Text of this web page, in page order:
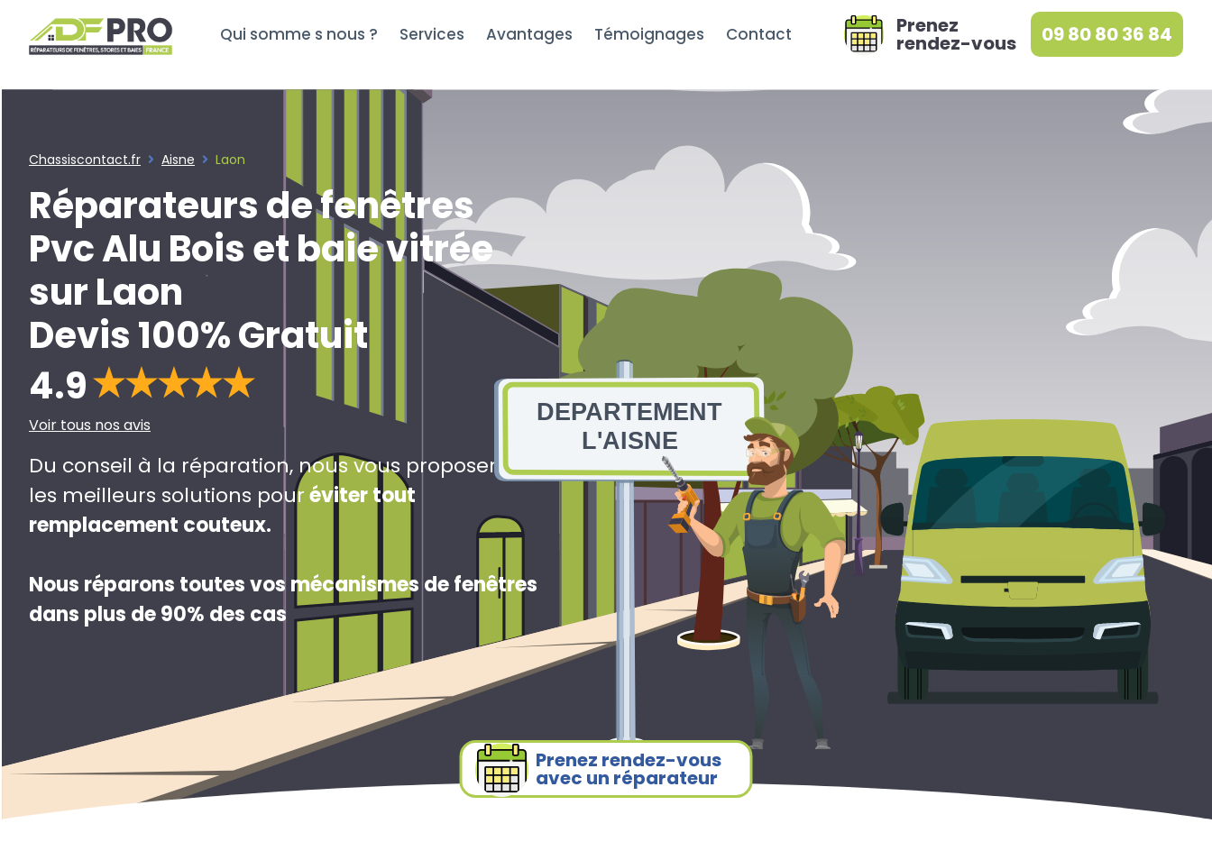
Qui somme s nous ? Services Avantages Témoignages Contact Prenez
rendez-vous 09 80 80 36 84
Chassiscontact.fr Aisne Laon
Réparateurs de fenêtres
Pvc Alu Bois et baie vitrée
sur Laon
Devis 100% Gratuit
4.9
Voir tous nos avis
Du conseil à la réparation, nous vous proposerons
les meilleurs solutions pouréviter tout
remplacement couteux.
Nous réparons toutes vos mécanismes de fenêtres
dans plus de 90% des cas
DEPARTEMENT
L'AISNE
Prenez rendez-vous
avec un réparateur